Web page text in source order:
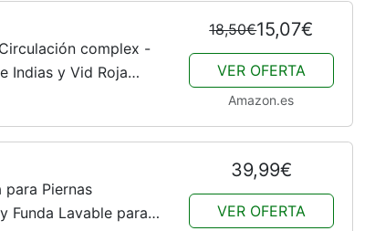
complex -
Indias y Vid Roja
18,50€15,07€
VER OFERTA
Amazon.es
para Piernas
Funda Lavable para
39,99€
VER OFERTA